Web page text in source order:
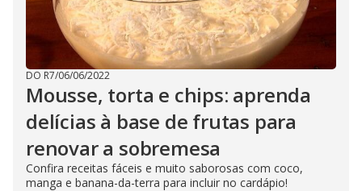
DO R7/06/06/2022
Mousse, torta e chips: aprenda
delícias à base de frutas para
renovar a sobremesa
Confira receitas fáceis e muito saborosas com coco,
manga e banana-da-terra para incluir no cardápio!